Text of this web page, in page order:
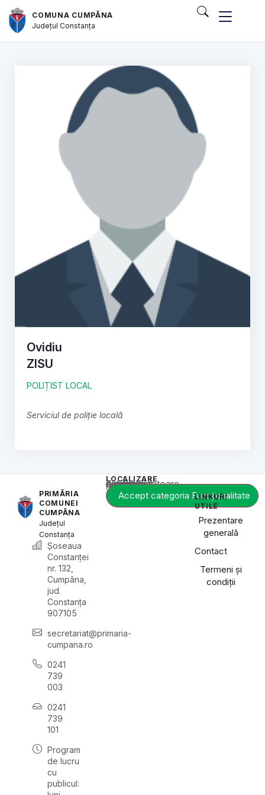
COMUNA CUMPĂNA
JudețulConstanța
Ovidiu
ZISU
POLIȚIST LOCAL
Serviciul de poliție locală
PRIMĂRIA
COMUNEI
CUMPĂNA
Județul
Constanța
Șoseaua
Constanței
nr. 132,
Cumpăna,
jud.
Constanța
907105
secretariat@primaria-
cumpana.ro
0241
739
003
0241
739
101
Program
de lucru
cu
publicul:
LOCALIZARE
Acest conținut este blocat până când acceptați categoria corespunzătoare de cookie-uri.
Accept categoria Funcționalitate
LINKURI
UTILE
Prezentare
generală
Contact
Termeni și
condiții